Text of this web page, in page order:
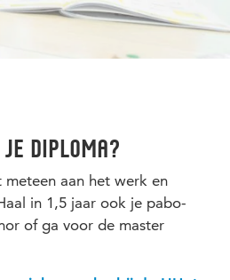
diploma?
aan het werk en
in 1,5 jaar ook je pabo-
of ga voor de master